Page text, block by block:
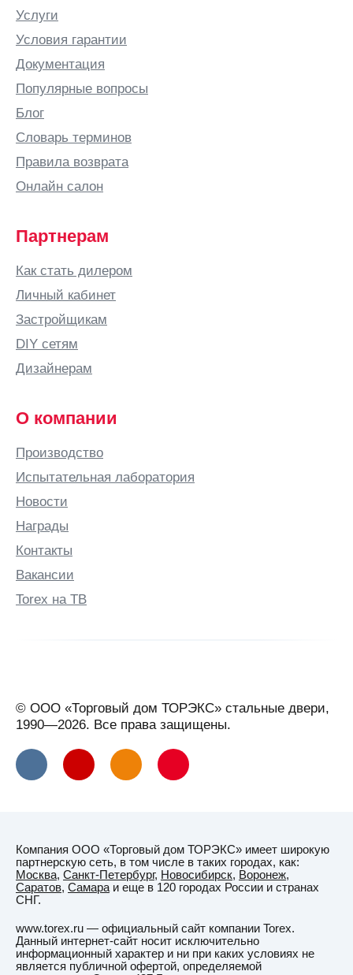
Услуги
Условия гарантии
Документация
Популярные вопросы
Блог
Словарь терминов
Правила возврата
Онлайн салон
Партнерам
Как стать дилером
Личный кабинет
Застройщикам
DIY сетям
Дизайнерам
О компании
Производство
Испытательная лаборатория
Новости
Награды
Контакты
Вакансии
Torex на ТВ
© ООО «Торговый дом ТОРЭКС» стальные двери,
1990—2026. Все права защищены.
Компания ООО «Торговый дом ТОРЭКС» имеет широкую
партнерскую сеть, в том числе в таких городах, как:
Москва, Санкт-Петербург, Новосибирск, Воронеж,
Саратов, Самараи еще в 120 городах России и странах
СНГ.
www.torex.ru — официальный сайт компании Torex.
Данный интернет-сайт носит исключительно
информационный характер и ни при каких условиях не
является публичной офертой, определяемой